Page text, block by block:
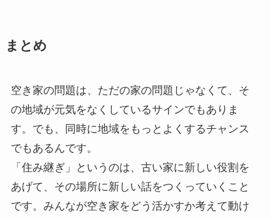
まとめ
空き家の問題は、ただの家の問題じゃなくて、そ
の地域が元気をなくしているサインでもありま
す。でも、同時に地域をもっとよくするチャンス
でもあるんです。
「住み継ぎ」というのは、古い家に新しい役割を
あげて、その場所に新しい話をつくっていくこと
です。みんなが空き家をどう活かすか考えて動け